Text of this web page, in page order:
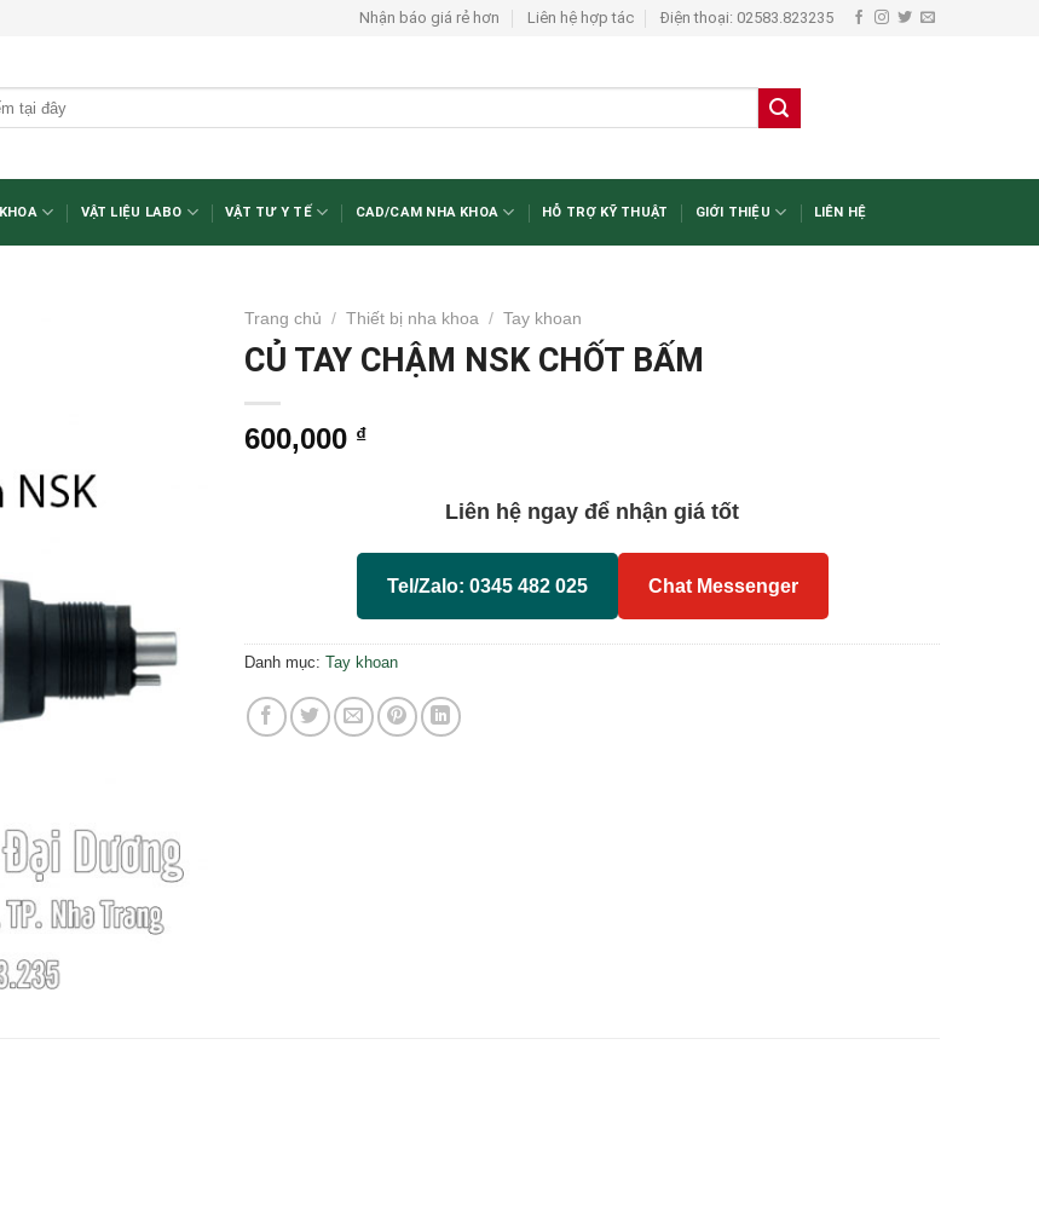
Nhận báo giá rẻ hơn Liên hệ hợp tác Điện thoại: 02583.823235
VẬT LIỆU LABO VẬT TƯ Y TẾ CAD/CAM NHA KHOA HỖ TRỢ KỸ THUẬT GIỚI THIỆU LIÊN HỆ
Trang chủ / Thiết bị nha khoa / Tay khoan
CỦ TAY CHẬM NSK CHỐT BẤM
600,000 ₫
Liên hệ ngay để nhận giá tốt
Tel/Zalo: 0345 482 025 Chat Messenger
Danh mục: Tay khoan